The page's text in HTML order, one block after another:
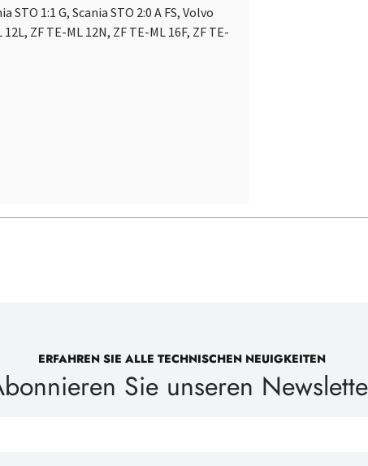
STO 1:1 G, Scania STO 2:0 A FS, Volvo
ZF TE-ML 12N, ZF TE-ML 16F, ZF TE-
ERFAHREN SIE ALLE TECHNISCHEN NEUIGKEITEN
Sie unseren